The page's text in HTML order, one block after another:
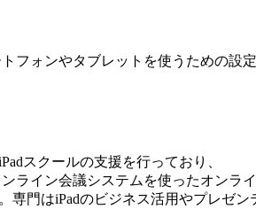
フォンやタブレットを使うための設
スクールの支援を行っており、
ライン会議システムを使ったオンラ
門はiPadのビジネス活用やプレゼン